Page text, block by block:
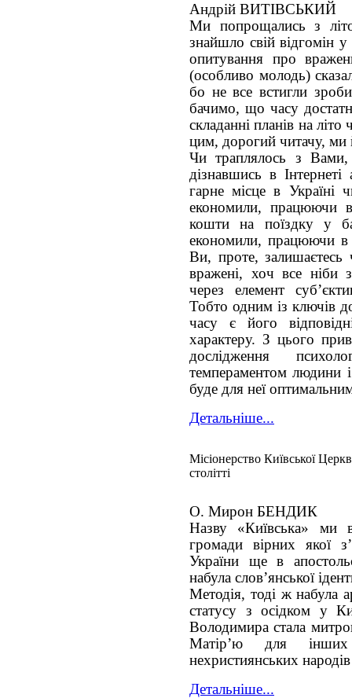
Андрій ВИТІВСЬКИЙ
Ми попрощались з
знайшло свій відгомін
опитування про
(особливо молодь)
бо не все встигли
бачимо, що часу
складанні планів на літо
цим, дорогий читачу, ми
Чи траплялось з
дізнавшись в
гарне місце в Україні
економили, працюючи
кошти на поїздку у
економили, працюючи в
Ви, проте, залишаєтесь
вражені, хоч все ніби
через елемент
Тобто одним із ключів
часу є його
характеру. З цього
дослідження
темпераментом людини
буде для неї
Детальніше...
Місіонерство Київської
столітті
О. Мирон БЕНДИК
Назву «Київська» ми
громади вірних якої
України ще в
набула слов’янської
Методія, тоді ж набула
статусу з осідком у
Володимира стала
Матір’ю для
нехристиянських народів
Детальніше...